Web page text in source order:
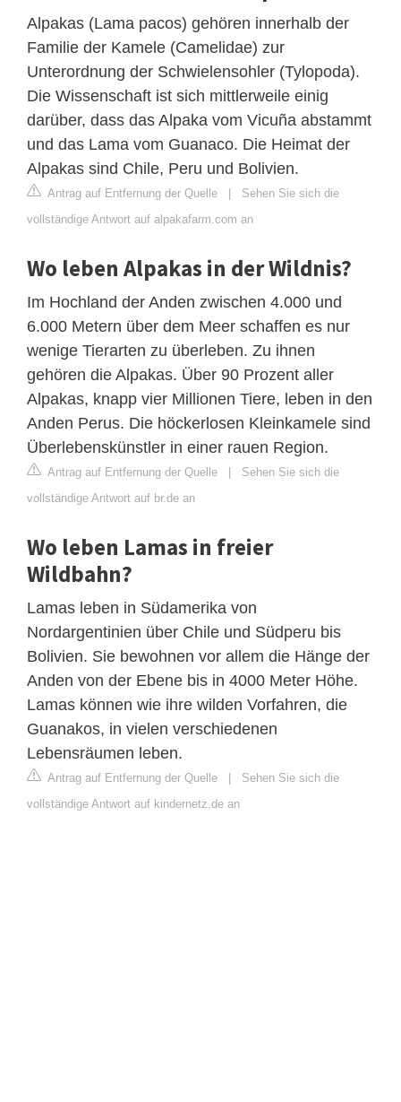
Alpakas (Lama pacos) gehören innerhalb der
Familie der Kamele (Camelidae) zur
Unterordnung der Schwielensohler (Tylopoda).
Die Wissenschaft ist sich mittlerweile einig
darüber, dass das Alpaka vom Vicuña abstammt
und das Lama vom Guanaco. Die Heimat der
Alpakas sind Chile, Peru und Bolivien.
Antrag auf Entfernung der Quelle | Sehen Sie sich die
vollständige Antwort auf alpakafarm.com an
Wo leben Alpakas in der Wildnis?
Im Hochland der Anden zwischen 4.000 und
6.000 Metern über dem Meer schaffen es nur
wenige Tierarten zu überleben. Zu ihnen
gehören die Alpakas. Über 90 Prozent aller
Alpakas, knapp vier Millionen Tiere, leben in den
Anden Perus. Die höckerlosen Kleinkamele sind
Überlebenskünstler in einer rauen Region.
Antrag auf Entfernung der Quelle | Sehen Sie sich die
vollständige Antwort auf br.de an
Wo leben Lamas in freier
Wildbahn?
Lamas leben in Südamerika von
Nordargentinien über Chile und Südperu bis
Bolivien. Sie bewohnen vor allem die Hänge der
Anden von der Ebene bis in 4000 Meter Höhe.
Lamas können wie ihre wilden Vorfahren, die
Guanakos, in vielen verschiedenen
Lebensräumen leben.
Antrag auf Entfernung der Quelle | Sehen Sie sich die
vollständige Antwort auf kindernetz.de an